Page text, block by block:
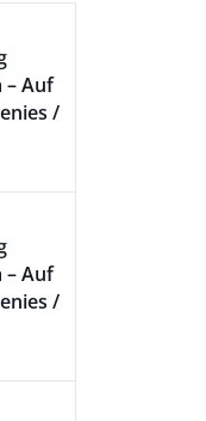
– Auf
/
– Auf
/